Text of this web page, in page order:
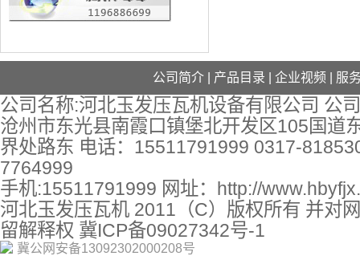
公司简介 产品目录 企业视频 服
公司名称:河北玉发压瓦机设备有限公司 公
沧州市东光县南霞口镇堡北开发区105国道
界处路东 电话：15511791999 0317-
7764999
手机:15511791999 网址： http://
河北玉发压瓦机 2011（C）版权所有 并对
留解释权 冀ICP备09027342号-1
冀公网安备13092302000208号